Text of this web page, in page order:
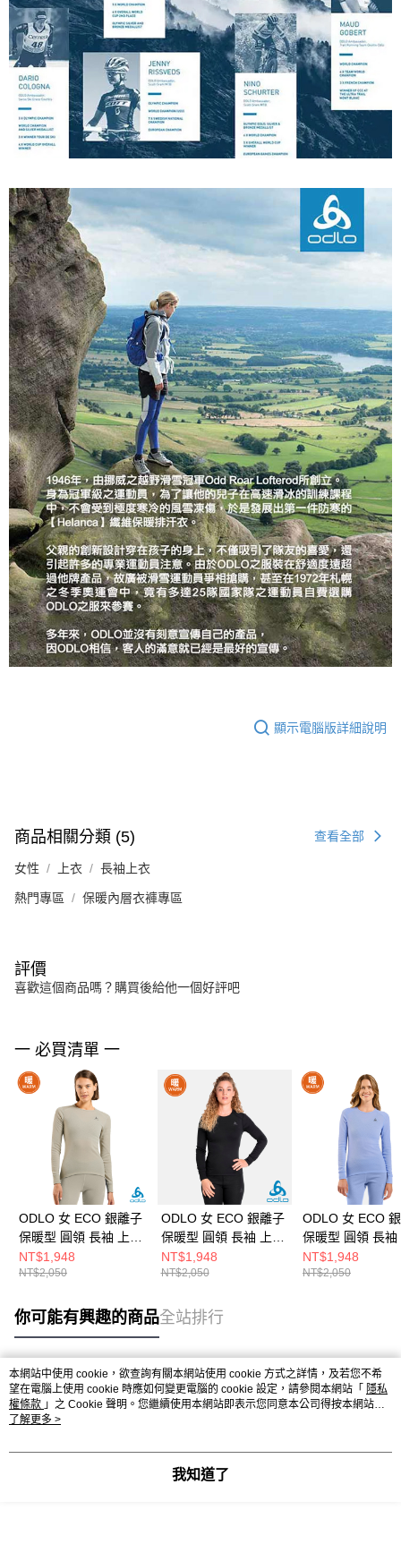
顯示電腦版詳細說明
商品相關分類 (5) 查看全部
女性 上衣 長袖上衣
熱門專區 保暖內層衣褲專區
評價
喜歡這個商品嗎？購買後給他一個好評吧
一 必買清單 一
ODLO 女 ECO 銀離子
保暖型 圓領 長袖 上衣
瑪瑙灰
NT$1,948
NT$2,050
ODLO 女 ECO 銀離子
保暖型 圓領 長袖 上衣
黑
NT$1,948
NT$2,050
ODLO 女 ECO
保暖型 圓領 長袖
藍鷺
NT$1,948
NT$2,050
你可能有興趣的商品全站排行
熱門標籤
本網站中使用 cookie，欲查詢有關本網站使用 cookie 方式之詳情，及若您不希
望在電腦上使用 cookie 時應如何變更電腦的 cookie 設定，請參閱本網站「 隱私
權條款 」之 Cookie 聲明。您繼續使用本網站即表示您同意本公司得按本網站使
用條款之 Cookie 聲明使用 cookie。
了解更多 >
我知道了